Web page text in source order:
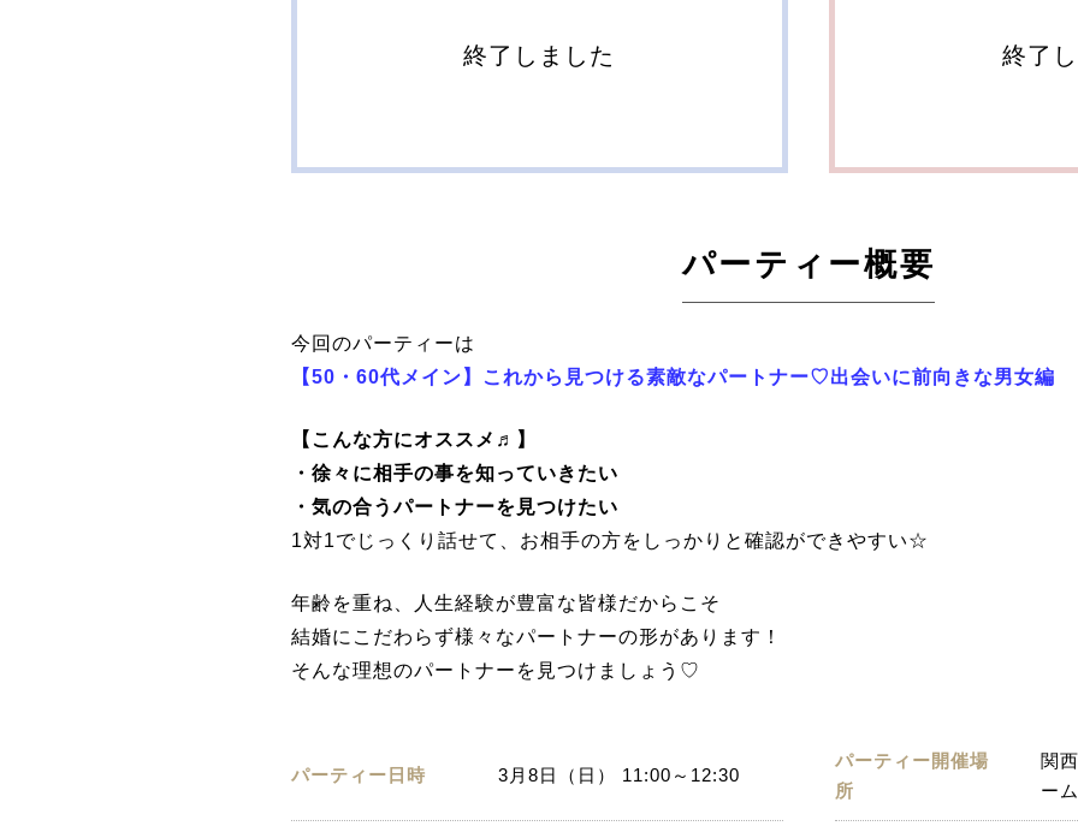
終了しました 終了
パーティー概要
今回のパーティーは
【50・60代メイン】これから見つける素敵なパートナー♡出会いに前向きな男女編
【こんな方にオススメ♬】
・徐々に相手の事を知っていきたい
・気の合うパートナーを見つけたい
1対1でじっくり話せて、お相手の方をしっかりと確認ができやすい☆
年齢を重ね、人生経験が豊富な皆様だからこそ
結婚にこだわらず様々なパートナーの形があります！
そんな理想のパートナーを見つけましょう♡
パーティー日時 3月8日（日） 11:00～12:30
パーティー開催場
所
関
ー